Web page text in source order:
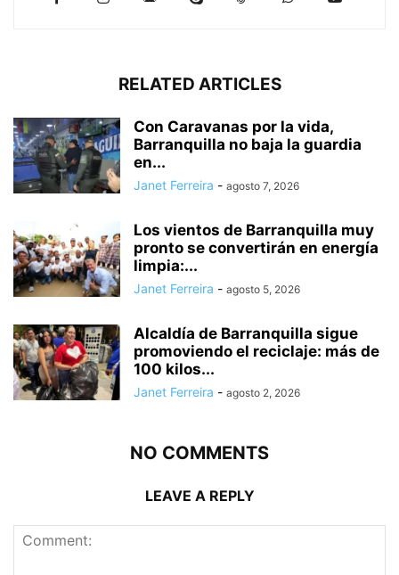
RELATED ARTICLES
Con Caravanas por la vida,
Barranquilla no baja la guardia
en...
Janet Ferreira - agosto 7, 2026
Los vientos de Barranquilla muy
pronto se convertirán en energía
limpia:...
Janet Ferreira - agosto 5, 2026
Alcaldía de Barranquilla sigue
promoviendo el reciclaje: más de
100 kilos...
Janet Ferreira - agosto 2, 2026
NO COMMENTS
LEAVE A REPLY